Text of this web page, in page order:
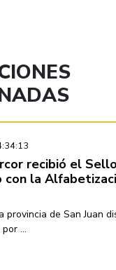
recibió el
con la
provincia de San Juan
...